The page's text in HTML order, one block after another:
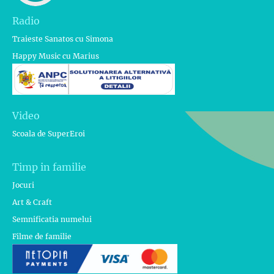
Radio
Traieste Sanatos cu Simona
Happy Music cu Marius
Video
Scoala de SuperEroi
Timp in familie
Jocuri
Art & Craft
Semnificatia numelui
Filme de familie